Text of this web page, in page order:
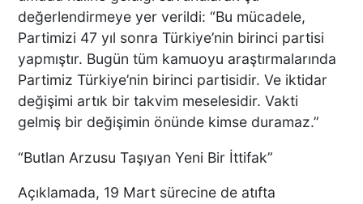
değerlendirmeye yer verildi: “Bu mücadele,
Partimizi 47 yıl sonra Türkiye’nin birinci partisi
yapmıştır. Bugün tüm kamuoyu araştırmalarında
Partimiz Türkiye’nin birinci partisidir. Ve iktidar
değişimi artık bir takvim meselesidir. Vakti
gelmiş bir değişimin önünde kimse duramaz.”
“Butlan Arzusu Taşıyan Yeni Bir İttifak”
Açıklamada, 19 Mart sürecine de atıfta